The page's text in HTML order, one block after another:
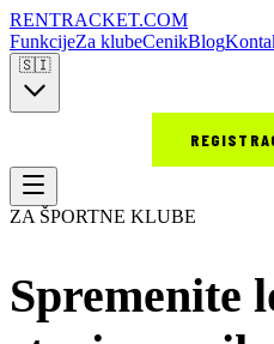
RENTRACKET.COM
FunkcijeZa klubeCenikBlog
🇸🇮
ZA ŠPORTNE KLUBE
Spremenite